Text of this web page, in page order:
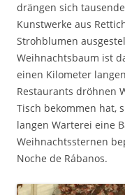
drängen sich
Kunstwerke aus
Strohblumen
Weihnachtsbaum ist
einen Kilometer
Restaurants dröhnen
Tisch bekommen hat,
langen Warterei eine
Weihnachtssternen
Noche de Rábanos.